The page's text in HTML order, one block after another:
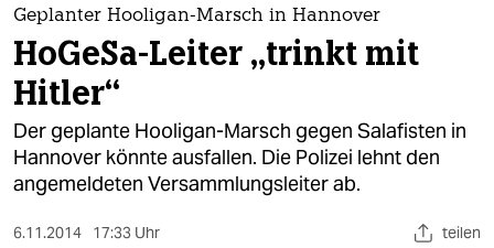
themen
politik
öko
gesellschaft
Geplanter Hooligan-Marsch in Hannover
HoGeSa-Leiter „trinkt mit
Hitler“
Der geplante Hooligan-Marsch gegen Salafisten in
Hannover könnte ausfallen. Die Polizei lehnt den
angemeldeten Versammlungsleiter ab.
6.11.2014 17:33 Uhr teilen